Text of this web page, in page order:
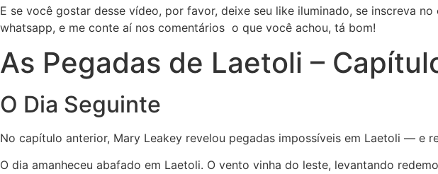
E se você gostar desse vídeo, por favor, deixe seu like iluminado, se inscreva
whatsapp, e me conte aí nos comentários o que você achou, tá bom!
As Pegadas de Laetoli –
O Dia Seguinte
No capítulo anterior, Mary Leakey revelou pegadas impossíveis em Laetoli — e
O dia amanheceu abafado em Laetoli. O vento vinha do leste, levantando